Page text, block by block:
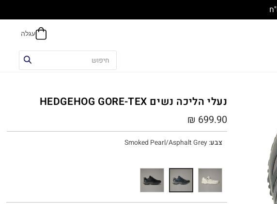
נעלי הליכה נשים HEDGEHOG GORE-TEX
₪ 699.90
צבע:
Smoked Pearl/Asphalt Grey